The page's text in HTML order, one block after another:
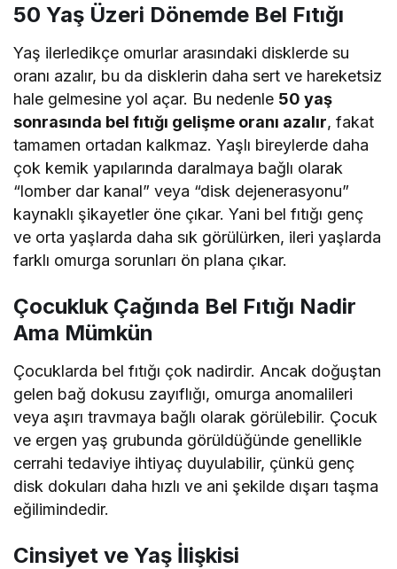
50 Yaş Üzeri Dönemde Bel Fıtığı
Yaş ilerledikçe omurlar arasındaki disklerde su
oranı azalır, bu da disklerin daha sert ve hareketsiz
hale gelmesine yol açar. Bu nedenle 50 yaş
sonrasında bel fıtığı gelişme oranı azalır, fakat
tamamen ortadan kalkmaz. Yaşlı bireylerde daha
çok kemik yapılarında daralmaya bağlı olarak
“lomber dar kanal” veya “disk dejenerasyonu”
kaynaklı şikayetler öne çıkar. Yani bel fıtığı genç
ve orta yaşlarda daha sık görülürken, ileri yaşlarda
farklı omurga sorunları ön plana çıkar.
Çocukluk Çağında Bel Fıtığı Nadir
Ama Mümkün
Çocuklarda bel fıtığı çok nadirdir. Ancak doğuştan
gelen bağ dokusu zayıflığı, omurga anomalileri
veya aşırı travmaya bağlı olarak görülebilir. Çocuk
ve ergen yaş grubunda görüldüğünde genellikle
cerrahi tedaviye ihtiyaç duyulabilir, çünkü genç
disk dokuları daha hızlı ve ani şekilde dışarı taşma
eğilimindedir.
Cinsiyet ve Yaş İlişkisi